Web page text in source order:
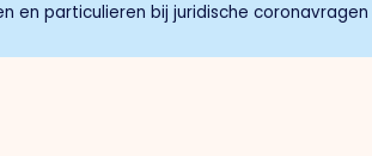
en particulieren bij juridische coronavragen